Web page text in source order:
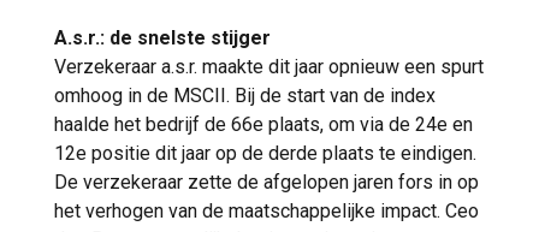
A.s.r.: de snelste stijger
Verzekeraar a.s.r. maakte dit jaar opnieuw een spurt
omhoog in de MSCII. Bij de start van de index
haalde het bedrijf de 66e plaats, om via de 24e en
12e positie dit jaar op de derde plaats te eindigen.
De verzekeraar zette de afgelopen jaren fors in op
het verhogen van de maatschappelijke impact. Ceo